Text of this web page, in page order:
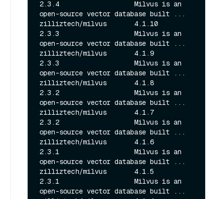
2.3.4                   Milvus is an
open-source vector database built ...
zilliztech/milvus       4.1.10
2.3.3                   Milvus is an
open-source vector database built ...
zilliztech/milvus       4.1.9
2.3.3                   Milvus is an
open-source vector database built ...
zilliztech/milvus       4.1.8
2.3.2                   Milvus is an
open-source vector database built ...
zilliztech/milvus       4.1.7
2.3.2                   Milvus is an
open-source vector database built ...
zilliztech/milvus       4.1.6
2.3.1                   Milvus is an
open-source vector database built ...
zilliztech/milvus       4.1.5
2.3.1                   Milvus is an
open-source vector database built ...